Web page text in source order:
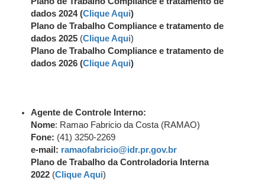
dados 2024 (Clique Aqui)
Plano de Trabalho Compliance e tratamento de
dados 2025 (Clique Aqui)
Plano de Trabalho Compliance e tratamento de
dados 2026 (Clique Aqui)
Agente de Controle Interno:
Nome: Ramao Fabricio da Costa (RAMAO)
Fone: (41) 3250-2269
e-mail: ramaofabricio@idr.pr.gov.br
Plano de Trabalho da Controladoria Interna
2022 (Clique Aqui)